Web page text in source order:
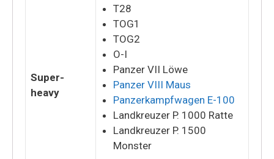
Super-
heavy
T28
TOG1
TOG2
O-I
Panzer VII Löwe
Panzer VIII Maus
Panzerkampfwagen E-100
Landkreuzer P. 1000 Ratte
Landkreuzer P. 1500
Monster